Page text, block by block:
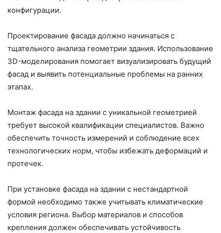
конфигурации.
Проектирование фасада должно начинаться с
тщательного анализа геометрии здания. Использование
3D-моделирования помогает визуализировать будущий
фасад и выявить потенциальные проблемы на ранних
этапах.
Монтаж фасада на здании с уникальной геометрией
требует высокой квалификации специалистов. Важно
обеспечить точность измерений и соблюдение всех
технологических норм, чтобы избежать деформаций и
протечек.
При установке фасада на здании с нестандартной
формой необходимо также учитывать климатические
условия региона. Выбор материалов и способов
крепления должен обеспечивать устойчивость